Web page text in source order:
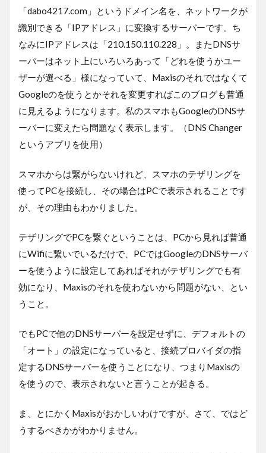
「dabo4217.com」というドメイン名を、ネットワークが
識別できる「IPアドレス」に変換するサーバーです。ち
なみにIPアドレスは「210.150.110.228」。またDNSサ
ーバーはネット上にいろいろあって「どれを使うかユー
ザーが選べる」様になっていて、Maxisのそれではなくて
Googleのを使うとかそれを変更すればこのブログも普通
に見えるようになります。私のスマホもGoogleのDNSサ
ーバーに変えたら問題なく表示します。（DNS Changer
というアプリを使用）
スマホからは繋がらないけれど、スマホのテザリングを
使ってPCを接続し、その場合はPCで表示されることです
が、その理由もわかりました。
テザリングでPCを繋ぐということは、PCから見れば普通
にWifiに繋いでいるだけで、PCではGoogleのDNSサーバ
ーを使うように設定してあればそれがテザリングでも有
効になり、Maxisのそれを使わないから問題がない、とい
うこと。
でもPCで他のDNSサーバーを設定せずに、デフォルトの
「オート」の設定になっていると、接続プロバイダの指
定するDNSサーバーを使うことになり、つまりMaxisの
を使うので、表示されないと言うことが起きる。
ま、とにかくMaxisがおかしいわけですが、さて、ではど
うするべきかがわかりません。